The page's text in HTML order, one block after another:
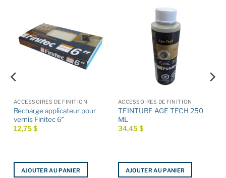
ACCESSOIRES DE FINITION
Recharge applicateur pour
vernis Finitec 6″
12,75$
AJOUTER AU PANIER
ACCESSOIRES DE FINITION
TEINTURE AGE TECH 250
ML
34,45$
AJOUTER AU PANIER